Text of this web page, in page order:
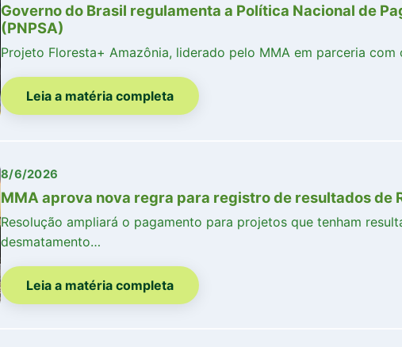
Governo do Brasil regulamenta a Política Nacional de
(PNPSA)
Projeto Floresta+ Amazônia, liderado pelo MMA em parceria com
Leia a matéria completa
8/6/2026
MMA aprova nova regra para registro de resultados de
Resolução ampliará o pagamento para projetos que tenham
desmatamento…
Leia a matéria completa